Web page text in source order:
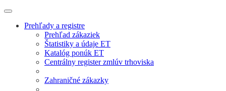
Prehľady a registre
Prehľad zákaziek
Štatistiky a údaje ET
Katalóg ponúk ET
Centrálny register zmlúv trhoviska
Zahraničné zákazky